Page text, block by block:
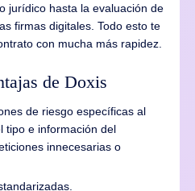
jurídico hasta la evaluación de
firmas digitales. Todo esto te
con mucha más rapidez.
de Doxis
de riesgo específicas al
tipo e información del
innecesarias o